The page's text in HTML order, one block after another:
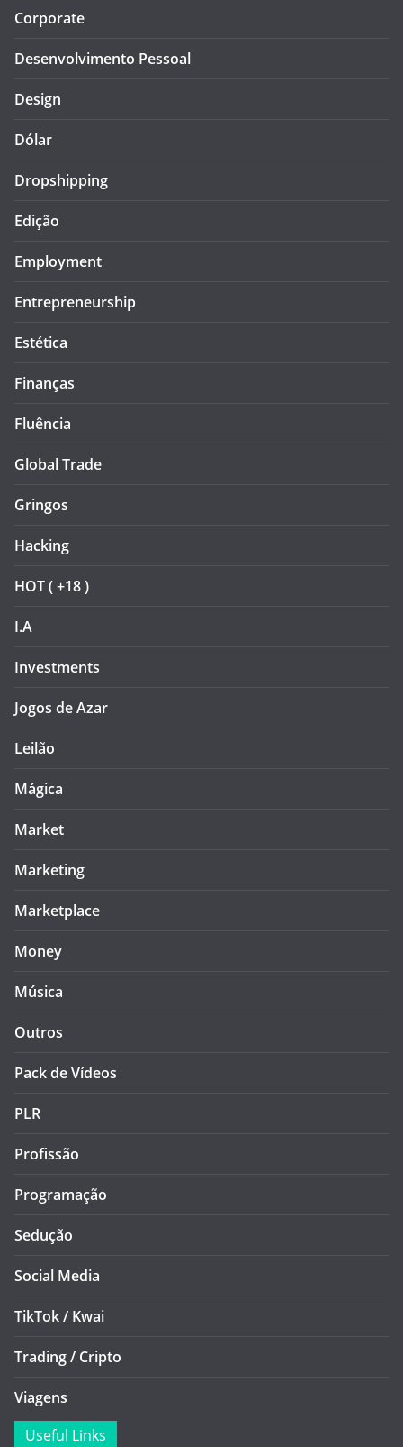
Corporate
Desenvolvimento Pessoal
Design
Dólar
Dropshipping
Edição
Employment
Entrepreneurship
Estética
Finanças
Fluência
Global Trade
Gringos
Hacking
HOT ( +18 )
I.A
Investments
Jogos de Azar
Leilão
Mágica
Market
Marketing
Marketplace
Money
Música
Outros
Pack de Vídeos
PLR
Profissão
Programação
Sedução
Social Media
TikTok / Kwai
Trading / Cripto
Viagens
Useful Links